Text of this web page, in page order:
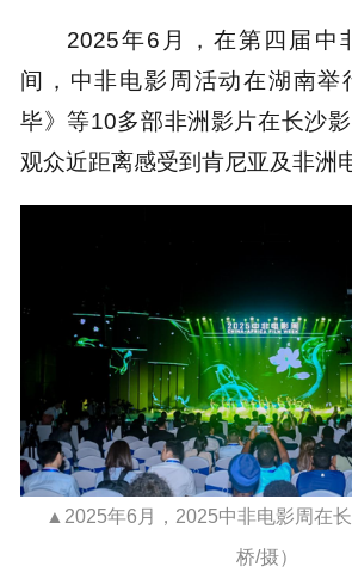
2025年6月，在第四届中
间，中非电影周活动在湖南举
毕》等10多部非洲影片在长沙
观众近距离感受到肯尼亚及非洲
▲2025年6月，2025中非电影周在
桥/摄）